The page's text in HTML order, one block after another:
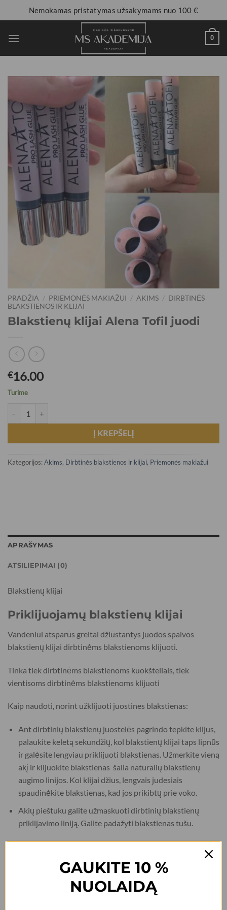
Nemokamas pristatymas užsakymams nuo 100 €
0
PRADŽIA / PRIEMONĖS MAKIAŽUI / AKIMS / DIRBTINĖS
BLAKSTIENOS IR KLIJAI
Blakstienų klijai Alena Tofil juodi
€16.00
Turime
Į KREPŠELĮ
Kategorijos:Akims, Dirbtinės blakstienos ir klijai, Priemonės makiažui
APRAŠYMAS
ATSILIEPIMAI (0)
Blakstienų klijai
Priklijuojamų blakstienų klijai
Vandeniui atsparūs greitai džiūstantys juodos spalvos
blakstienų klijai dirbtinėms blakstienoms klijuoti.
Tinka tiek dirbtinėms blakstienoms kuokšteliais, tiek
vientisoms dirbtinėms blakstienoms klijuoti
Kaip naudoti, norint užklijuoti juostines blakstienas:
Ant dirbtinių blakstienų juostelės pagrindo tepkite klijus,
palaukite keletą sekundžių, kol blakstienų klijai taps lipnūs
ir galėsite lengviau priklijuoti blakstienas. Užmerkite vieną
akį ir klijuokite blakstienas šalia natūralių blakstienų
augimo linijos. Kol klijai džius, lengvais judesiais
spaudinėkite blakstienas, kad jos prikibtų prie voko.
Akių pieštuku galite užmaskuoti dirbtinių blakstienų
priklijavimo liniją. Galite padažyti blakstienas tušu.
Išspauskite blakstienų klijus į blakstienų kuokšteliais
dėžutę. Su pincetu paimkite blakstienų kuokštelį, ir jo
GAUKITE 10 %
NUOLAIDĄ